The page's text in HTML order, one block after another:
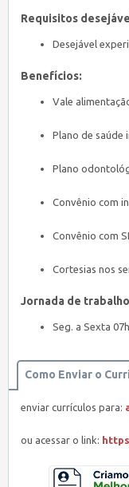
Requisitos
Desejável
Benefícios:
Vale
Plano de saúde
Plano
Convênio com
Convênio com
Cortesias nos
Jornada de
Seg. a Sexta
Como Enviar o
enviar currículos para:
ou acessar o link: